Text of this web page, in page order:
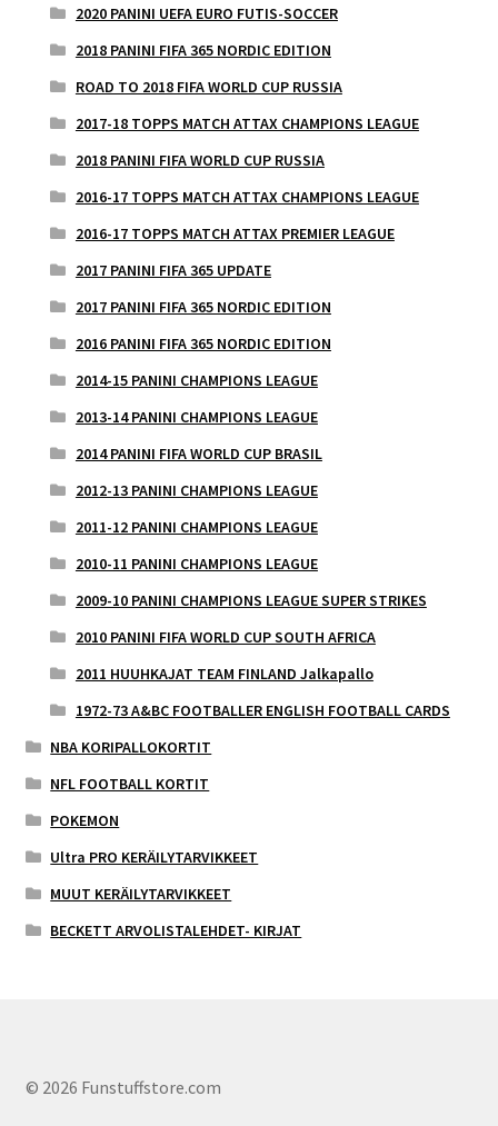
2020 PANINI UEFA EURO FUTIS-SOCCER
2018 PANINI FIFA 365 NORDIC EDITION
ROAD TO 2018 FIFA WORLD CUP RUSSIA
2017-18 TOPPS MATCH ATTAX CHAMPIONS LEAGUE
2018 PANINI FIFA WORLD CUP RUSSIA
2016-17 TOPPS MATCH ATTAX CHAMPIONS LEAGUE
2016-17 TOPPS MATCH ATTAX PREMIER LEAGUE
2017 PANINI FIFA 365 UPDATE
2017 PANINI FIFA 365 NORDIC EDITION
2016 PANINI FIFA 365 NORDIC EDITION
2014-15 PANINI CHAMPIONS LEAGUE
2013-14 PANINI CHAMPIONS LEAGUE
2014 PANINI FIFA WORLD CUP BRASIL
2012-13 PANINI CHAMPIONS LEAGUE
2011-12 PANINI CHAMPIONS LEAGUE
2010-11 PANINI CHAMPIONS LEAGUE
2009-10 PANINI CHAMPIONS LEAGUE SUPER STRIKES
2010 PANINI FIFA WORLD CUP SOUTH AFRICA
2011 HUUHKAJAT TEAM FINLAND Jalkapallo
1972-73 A&BC FOOTBALLER ENGLISH FOOTBALL CARDS
NBA KORIPALLOKORTIT
NFL FOOTBALL KORTIT
POKEMON
Ultra PRO KERÄILYTARVIKKEET
MUUT KERÄILYTARVIKKEET
BECKETT ARVOLISTALEHDET- KIRJAT
© 2026 Funstuffstore.com